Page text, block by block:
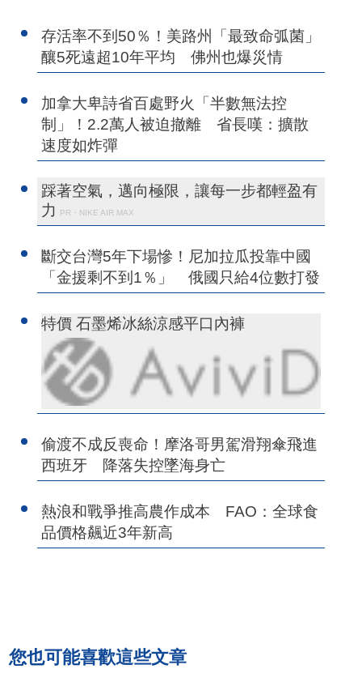
存活率不到50％！美路州「最致命弧菌」
釀5死遠超10年平均 佛州也爆災情
加拿大卑詩省百處野火「半數無法控
制」！2.2萬人被迫撤離 省長嘆：擴散
速度如炸彈
踩著空氣，邁向極限，讓每一步都輕盈有
力
PR・NIKE AIR MAX
斷交台灣5年下場慘！尼加拉瓜投靠中國
「金援剩不到1％」 俄國只給4位數打發
特價 石墨烯冰絲涼感平口內褲
偷渡不成反喪命！摩洛哥男駕滑翔傘飛進
西班牙 降落失控墜海身亡
熱浪和戰爭推高農作成本 FAO：全球食
品價格飆近3年新高
您也可能喜歡這些文章